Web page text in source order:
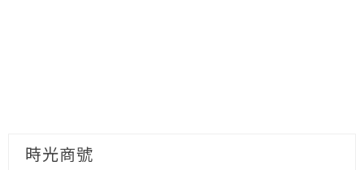
時光商號